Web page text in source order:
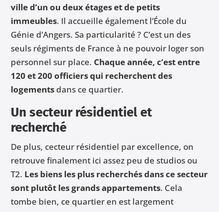
ville d’un ou deux étages et de petits
immeubles. Il accueille également l’École du
Génie d’Angers. Sa particularité ? C’est un des
seuls régiments de France à ne pouvoir loger son
personnel sur place. Chaque année, c’est entre
120 et 200 officiers qui recherchent des
logements dans ce quartier.
Un secteur résidentiel et
recherché
De plus, cecteur résidentiel par excellence, on
retrouve finalement ici assez peu de studios ou
T2. Les biens les plus recherchés dans ce secteur
sont plutôt les grands appartements. Cela
tombe bien, ce quartier en est largement